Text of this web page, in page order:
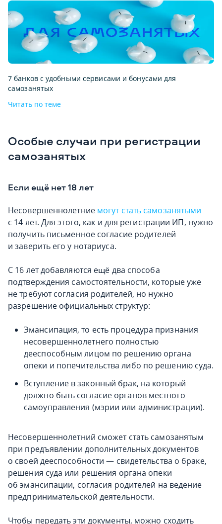
7 банков с удобными сервисами и бонусами для
самозанятых
Читать по теме
Особые случаи при регистрации
самозанятых
Если ещё нет 18 лет
Несовершеннолетние могут стать самозанятыми
с 14 лет. Для этого, как и для регистрации ИП, нужно
получить письменное согласие родителей
и заверить его у нотариуса.
С 16 лет добавляются ещё два способа
подтверждения самостоятельности, которые уже
не требуют согласия родителей, но нужно
разрешение официальных структур:
Эмансипация, то есть процедура признания
несовершеннолетнего полностью
дееспособным лицом по решению органа
опеки и попечительства либо по решению суда.
Вступление в законный брак, на который
должно быть согласие органов местного
самоуправления (мэрии или администрации).
Несовершеннолетний сможет стать самозанятым
при предъявлении дополнительных документов
о своей дееспособности — свидетельства о браке,
решения суда или решения органа опеки
об эмансипации, согласия родителей на ведение
предпринимательской деятельности.
Чтобы передать эти документы, можно сходить